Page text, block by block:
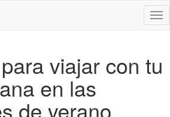
viajar con tu
en las
de verano